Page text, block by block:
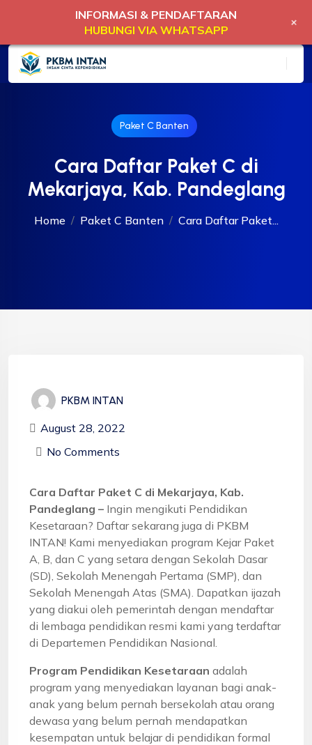
Paket C Banten
Cara Daftar Paket C di
Mekarjaya, Kab. Pandeglang
Home Paket C Banten Cara Daftar Paket...
PKBM INTAN
August 28, 2022
No Comments
Cara Daftar Paket C di Mekarjaya, Kab.
Pandeglang – Ingin mengikuti Pendidikan
Kesetaraan? Daftar sekarang juga di PKBM
INTAN! Kami menyediakan program Kejar Paket
A, B, dan C yang setara dengan Sekolah Dasar
(SD), Sekolah Menengah Pertama (SMP), dan
Sekolah Menengah Atas (SMA). Dapatkan ijazah
yang diakui oleh pemerintah dengan mendaftar
di lembaga pendidikan resmi kami yang terdaftar
di Departemen Pendidikan Nasional.
Program Pendidikan Kesetaraan adalah
program yang menyediakan layanan bagi anak-
anak yang belum pernah bersekolah atau orang
dewasa yang belum pernah mendapatkan
kesempatan untuk belajar di pendidikan formal
INFORMASI & PENDAFTARAN
HUBUNGI VIA WHATSAPP
+